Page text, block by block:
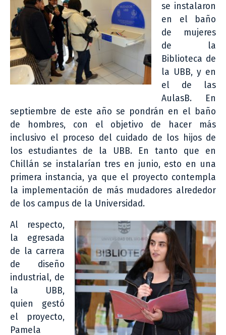
se instalaron
en el baño
de mujeres
de la
Biblioteca de
la UBB, y en
el de las
AulasB. En
septiembre de este año se pondrán en el baño
de hombres, con el objetivo de hacer más
inclusivo el proceso del cuidado de los hijos de
los estudiantes de la UBB. En tanto que en
Chillán se instalarían tres en junio, esto en una
primera instancia, ya que el proyecto contempla
la implementación de más mudadores alrededor
de los campus de la Universidad.
Al respecto,
la egresada
de la carrera
de diseño
industrial, de
la UBB,
quien gestó
el proyecto,
Pamela